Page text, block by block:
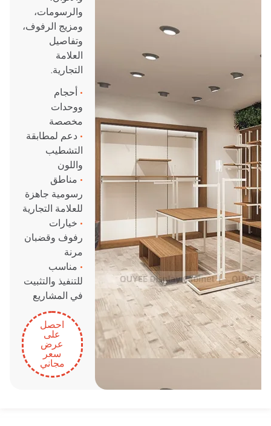
والرسومات،
ومزيج الرفوف،
وتفاصيل
العلامة
التجارية.
• أحجام
ووحدات
مخصصة
• دعم لمطابقة
التشطيب
واللون
• مناطق
رسومية جاهزة
للعلامة التجارية
• خيارات
رفوف وقضبان
مرنة
• مناسب
للتنفيذ والتثبيت
في المشاريع
احصل
على
عرض
سعر
مجاني